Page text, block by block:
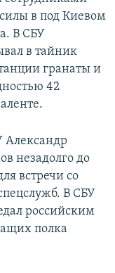
в под Киевом
В СБУ
в тайник
гранаты и
42
Александр
незадолго до
встречи со
В СБУ
российским
полка